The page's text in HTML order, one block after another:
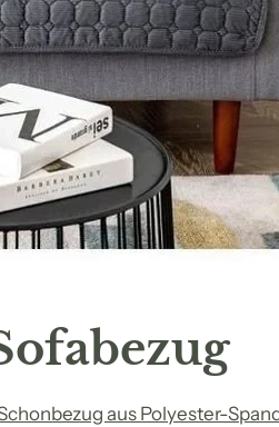
aus Polyester-